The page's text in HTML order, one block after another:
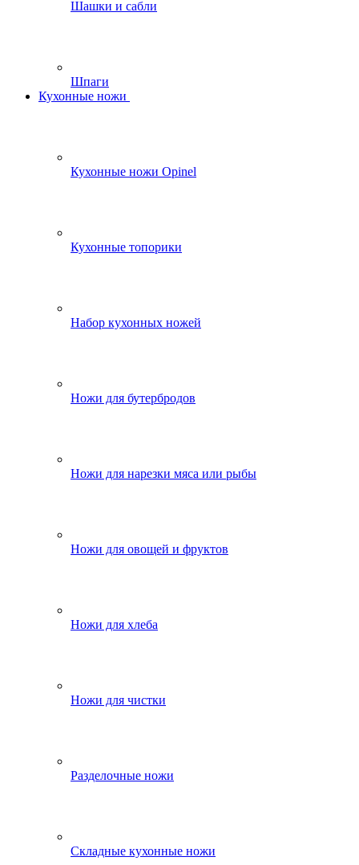
Шашки и сабли
Шпаги
Кухонные ножи
Кухонные ножи Opinel
Кухонные топорики
Набор кухонных ножей
Ножи для бутербродов
Ножи для нарезки мяса или рыбы
Ножи для овощей и фруктов
Ножи для хлеба
Ножи для чистки
Разделочные ножи
Складные кухонные ножи